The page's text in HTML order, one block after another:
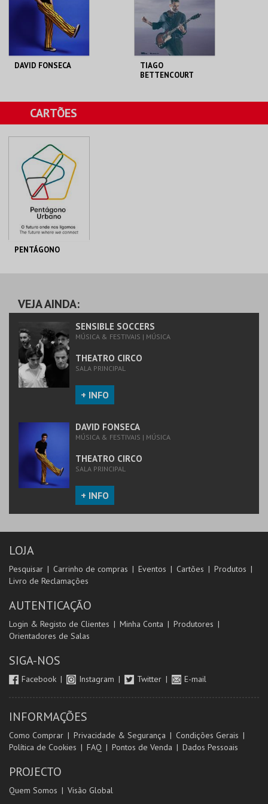
COMPRAR COMPRAR
DAVID FONSECA
THEATRO CIRCO
MAIS INFO
COMPRAR
TIAGO
BETTENCOURT
THEATRO CIRCO
CARTÕES
PENTÁGONO
AQUISIÇÃO
MAIS INFO
COMPRAR
VEJA AINDA:
SENSIBLE SOCCERS
MÚSICA & FESTIVAIS | MÚSICA
THEATRO CIRCO
SALA PRINCIPAL
+ INFO
DAVID FONSECA
MÚSICA & FESTIVAIS | MÚSICA
THEATRO CIRCO
SALA PRINCIPAL
+ INFO
LOJA
Pesquisar Carrinho de compras Eventos Cartões
Produtos
Livro de Reclamações
AUTENTICAÇÃO
Login & Registo de Clientes Minha Conta
Produtores
Orientadores de Salas
SIGA-NOS
Facebook Instagram Twitter E-mail
INFORMAÇÕES
Como Comprar Privacidade & Segurança
Condições Gerais
Política de Cookies
FAQ Pontos de Venda Dados Pessoais
PROJECTO
Quem Somos Visão Global